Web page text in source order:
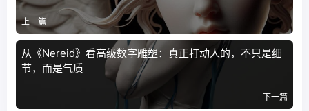
上一篇
从《Nereid》看高级数字雕塑：真正打动人的，不只是细
节，而是气质
下一篇